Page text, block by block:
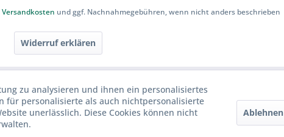
Versandkosten und ggf. Nachnahmegebühren, wenn nicht anders beschrieben
Widerruf erklären
zu analysieren und ihnen ein personalisiertes
für personalisierte als auch nichtpersonalisierte
unerlässlich. Diese Cookies können nicht
Ablehnen